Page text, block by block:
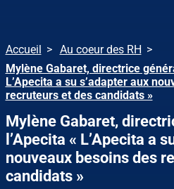
Accueil
Au coeur des RH
Mylène Gabaret, directrice
L’Apecita a su s’adapter aux
recruteurs et des candidats »
Mylène Gabaret,
l’Apecita « L’Apecita a
nouveaux besoins des
candidats »